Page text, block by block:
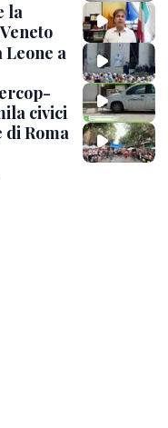
la
a
civici
Roma